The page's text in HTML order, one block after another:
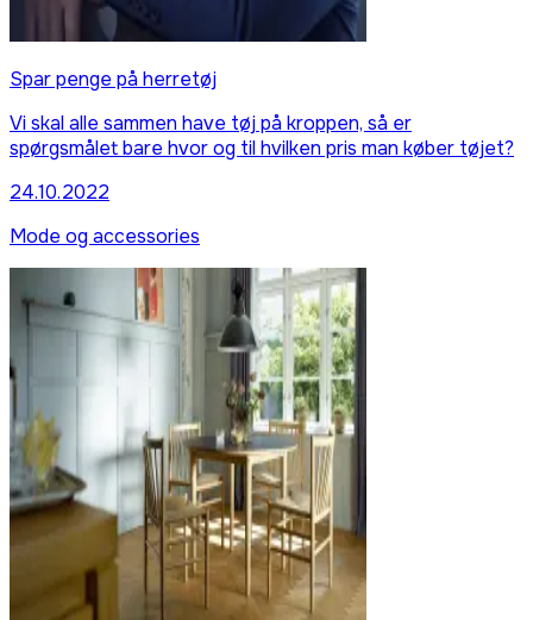
Spar penge på herretøj
Vi skal alle sammen have tøj på kroppen, så er
spørgsmålet bare hvor og til hvilken pris man køber tøjet?
24.10.2022
Mode og accessories